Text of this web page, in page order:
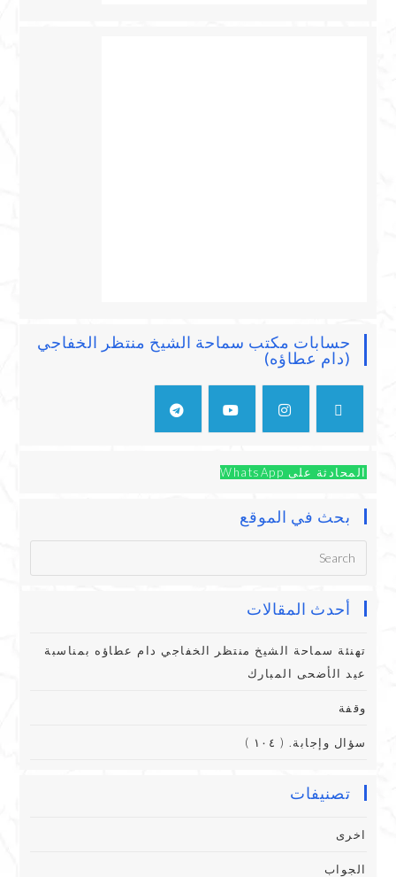
حسابات مكتب سماحة الشيخ منتظر الخفاجي
(دام عطاؤه)
المحادثة على WhatsApp
بحث في الموقع
أحدث المقالات
تهنئة سماحة الشيخ منتظر الخفاجي دام عطاؤه بمناسبة
عيد الأضحى المبارك
وقفة
سؤال وإجابة. ( ١٠٤ )
تصنيفات
اخرى
الجواب